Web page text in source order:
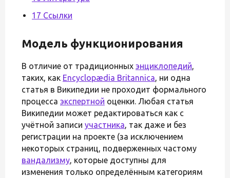
17 Ссылки
Модель функционирования
В отличие от традиционных энциклопедий,
таких, как Encyclopædia Britannica, ни одна
статья в Википедии не проходит формального
процесса экспертной оценки. Любая статья
Википедии может редактироваться как с
учётной записи участника, так даже и без
регистрации на проекте (за исключением
некоторых страниц, подверженных частому
вандализму, которые доступны для
изменения только определённым категориям